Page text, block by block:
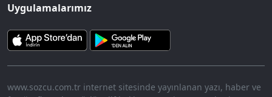
Uygulamalarımız
www.sozcu.com.tr internet sitesinde yayınlanan yazı, haber ve